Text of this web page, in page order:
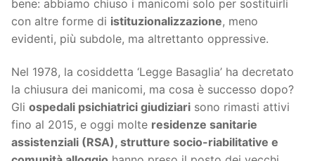
bene: abbiamo chiuso i manicomi solo per sostituirli
con altre forme di istituzionalizzazione, meno
evidenti, più subdole, ma altrettanto oppressive.
Nel 1978, la cosiddetta ‘Legge Basaglia’ ha decretato
la chiusura dei manicomi, ma cosa è successo dopo?
Gli ospedali psichiatrici giudiziari sono rimasti attivi
fino al 2015, e oggi molte residenze sanitarie
assistenziali (RSA), strutture socio-riabilitative e